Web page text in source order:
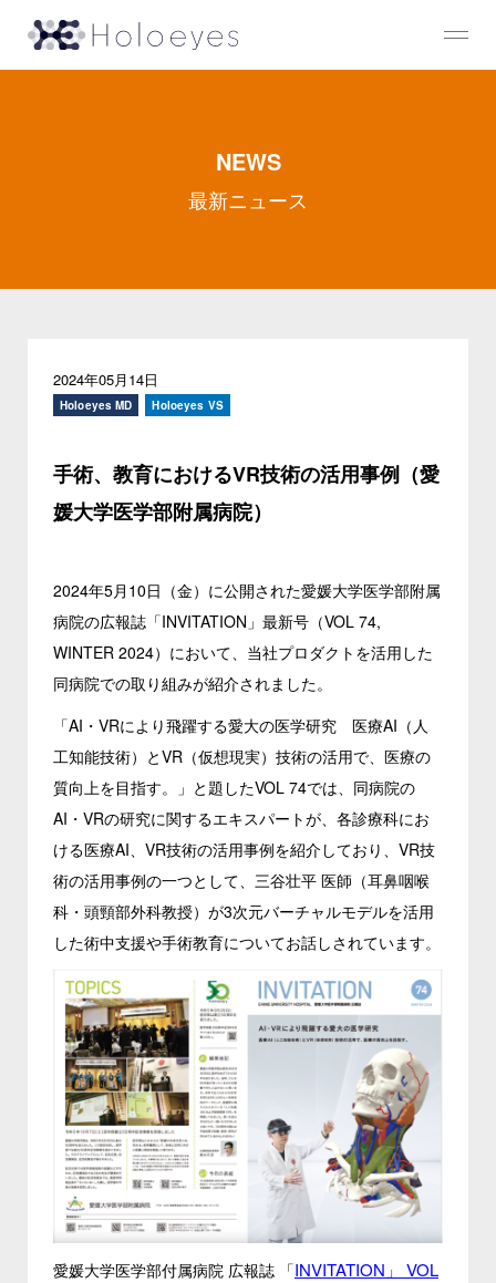
NEWS
最新ニュース
2024年05月14日
Holoeyes MD Holoeyes VS
手術、教育におけるVR技術の活用事例（愛
媛大学医学部附属病院）
2024年5月10日（金）に公開された愛媛大学医学部附属
病院の広報誌「INVITATION」最新号（VOL 74,
WINTER 2024）において、当社プロダクトを活用した
同病院での取り組みが紹介されました。
「AI・VRにより飛躍する愛大の医学研究 医療AI（人
工知能技術）とVR（仮想現実）技術の活用で、医療の
質向上を目指す。」と題したVOL 74では、同病院の
AI・VRの研究に関するエキスパートが、各診療科にお
ける医療AI、VR技術の活用事例を紹介しており、VR技
術の活用事例の一つとして、三谷壮平 医師（耳鼻咽喉
科・頭頸部外科教授）が3次元バーチャルモデルを活用
した術中支援や手術教育についてお話しされています。
愛媛大学医学部付属病院 広報誌 「INVITATION」 VOL